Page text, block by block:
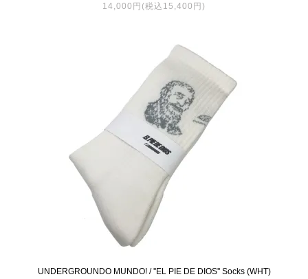
14,000円(税込15,400円)
UNDERGROUNDO MUNDO! / ''EL PIE DE DIOS'' Socks (WHT)